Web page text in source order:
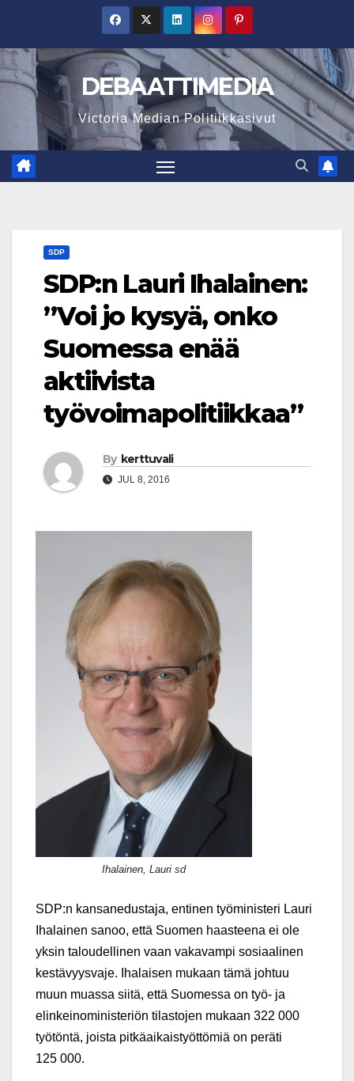
content
DEBAATTIMEDIA
Victoria Median Politiikkasivut
SDP
SDP:n Lauri Ihalainen:
”Voi jo kysyä, onko
Suomessa enää
aktiivista
työvoimapolitiikkaa”
By kerttuvali
JUL 8, 2016
Ihalainen, Lauri sd
SDP:n kansanedustaja, entinen työministeri Lauri
Ihalainen sanoo, että Suomen haasteena ei ole
yksin taloudellinen vaan vakavampi sosiaalinen
kestävyysvaje. Ihalaisen mukaan tämä johtuu
muun muassa siitä, että Suomessa on työ- ja
elinkeinoministeriön tilastojen mukaan 322 000
työtöntä, joista pitkäaikaistyöttömiä on peräti
125 000.